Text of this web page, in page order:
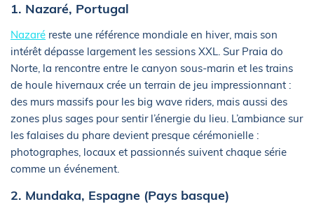
1. Nazaré, Portugal
Nazaré reste une référence mondiale en hiver, mais son
intérêt dépasse largement les sessions XXL. Sur Praia do
Norte, la rencontre entre le canyon sous-marin et les trains
de houle hivernaux crée un terrain de jeu impressionnant :
des murs massifs pour les big wave riders, mais aussi des
zones plus sages pour sentir l’énergie du lieu. L’ambiance sur
les falaises du phare devient presque cérémonielle :
photographes, locaux et passionnés suivent chaque série
comme un événement.
2. Mundaka, Espagne (Pays basque)